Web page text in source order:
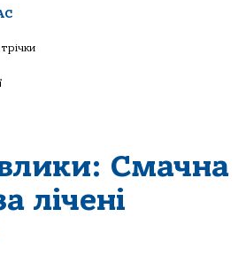
Смачна
лічені